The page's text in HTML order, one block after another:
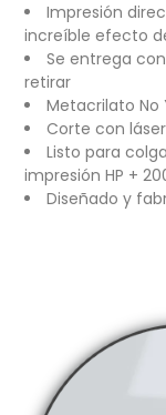
Impresión
increíble efecto
Se entrega
retirar
Metacrilato No
Corte con
Listo para
impresión HP +
Diseñado y